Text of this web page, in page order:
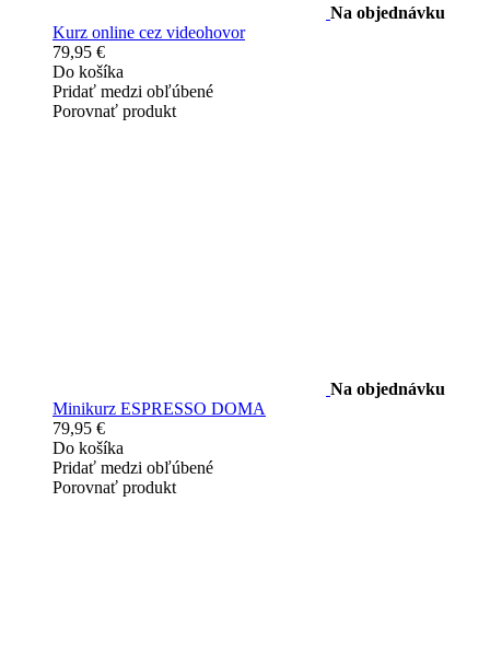
Na objednávku
Kurz online cez videohovor
79,95 €
Do košíka
Pridať medzi obľúbené
Porovnať produkt
Na objednávku
Minikurz ESPRESSO DOMA
79,95 €
Do košíka
Pridať medzi obľúbené
Porovnať produkt